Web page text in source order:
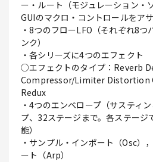
ー・ルート（モジュレーション・
GUIのマクロ・コントロールをア
・8つのフローLFO（それぞれ8つ
ンク）
・各シリーズに4つのエフェクト
○エフェクトのタイプ：Reverb
Compressor/Limiter Distortion
Redux
・4つのエンベロープ（サスティ
プ、32ステージまで。各ステージ
能）
・サンプル・インポート（Osc）
ート（Arp）